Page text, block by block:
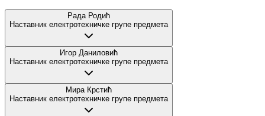
Рада Родић
Наставник електротехничке групе предмета
Игор Даниловић
Наставник електротехничке групе предмета
Мира Крстић
Наставник електротехничке групе предмета